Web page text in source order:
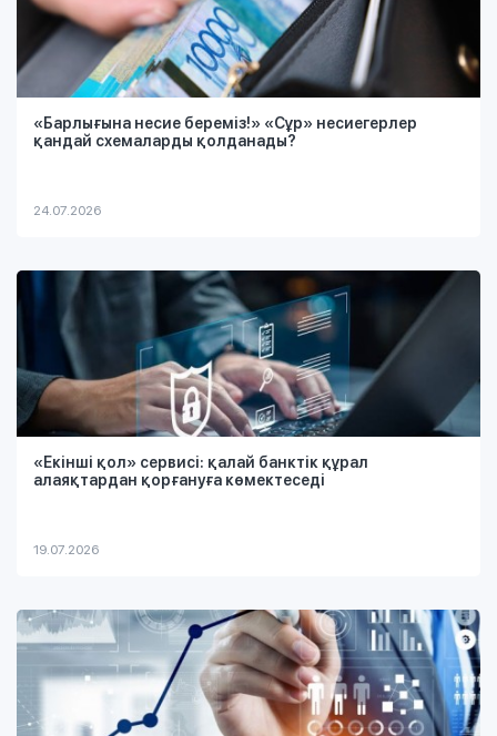
«Барлығына несие береміз!» «Сұр» несиегерлер
қандай схемаларды қолданады?
24.07.2026
«Екінші қол» сервисі: қалай банктік құрал
алаяқтардан қорғануға көмектеседі
19.07.2026